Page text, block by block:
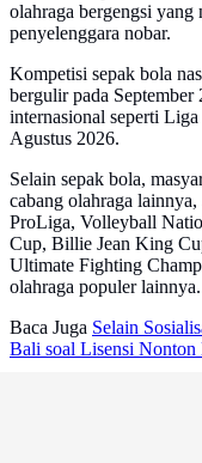
olahraga bergengsi yang
penyelenggara nobar.
Kompetisi sepak bola
bergulir pada September
internasional seperti
Agustus 2026.
Selain sepak bola,
cabang olahraga
ProLiga, Volleyball
Cup, Billie Jean King
Ultimate Fighting
olahraga populer lainnya.
Baca Juga Selain
Bali soal Lisensi Nonton